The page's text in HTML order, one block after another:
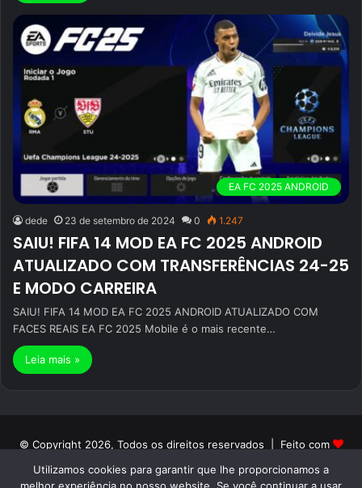
EA FC 2025 ANDROID
dede 23 de setembro de 2024 0 1.247
SAIU! FIFA 14 MOD EA FC 2025 ANDROID
ATUALIZADO COM TRANSFERÊNCIAS 24-25
E MODO CARREIRA
SAIU! FIFA 14 MOD EA FC 2025 ANDROID ATUALIZADO COM
FACES REAIS EA FC 2025 Mobile é o mais recente…
Leia mais »
© Copyright 2026, Todos os direitos reservados | Feito com
por Patrick PH | Orgulhosamente hospedado por ON NETWORK
Utilizamos cookies para garantir que lhe proporcionamos a